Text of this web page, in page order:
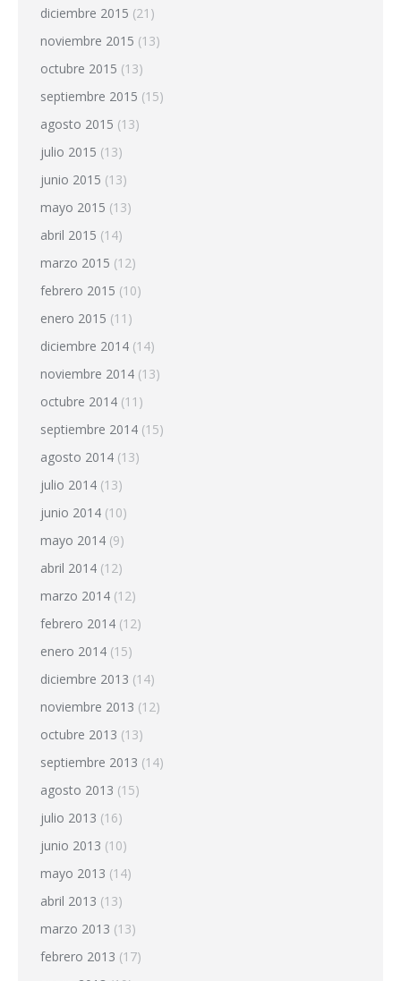
diciembre 2015 (21)
noviembre 2015 (13)
octubre 2015 (13)
septiembre 2015 (15)
agosto 2015 (13)
julio 2015 (13)
junio 2015 (13)
mayo 2015 (13)
abril 2015 (14)
marzo 2015 (12)
febrero 2015 (10)
enero 2015 (11)
diciembre 2014 (14)
noviembre 2014 (13)
octubre 2014 (11)
septiembre 2014 (15)
agosto 2014 (13)
julio 2014 (13)
junio 2014 (10)
mayo 2014 (9)
abril 2014 (12)
marzo 2014 (12)
febrero 2014 (12)
enero 2014 (15)
diciembre 2013 (14)
noviembre 2013 (12)
octubre 2013 (13)
septiembre 2013 (14)
agosto 2013 (15)
julio 2013 (16)
junio 2013 (10)
mayo 2013 (14)
abril 2013 (13)
marzo 2013 (13)
febrero 2013 (17)